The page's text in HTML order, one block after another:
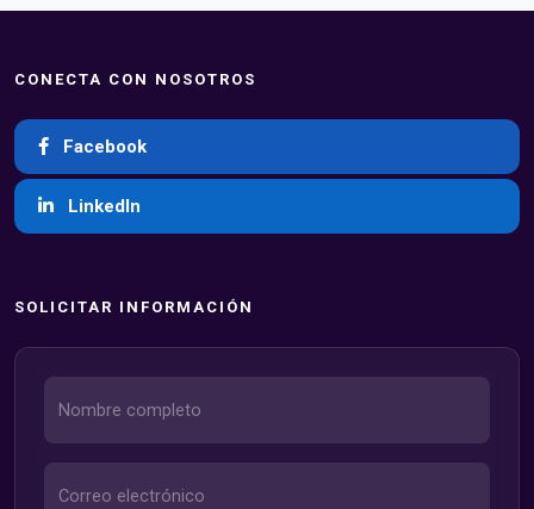
CONECTA CON NOSOTROS
Facebook
LinkedIn
SOLICITAR INFORMACIÓN